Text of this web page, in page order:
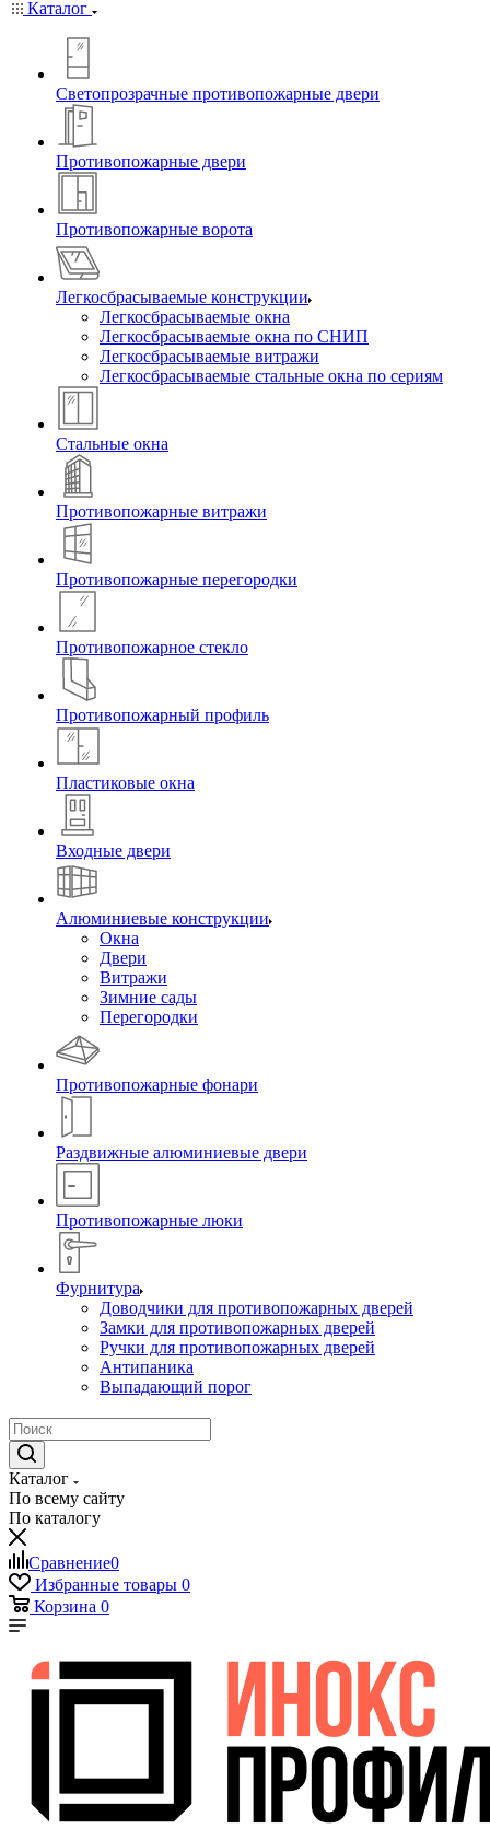
Каталог
Светопрозрачные противопожарные двери
Противопожарные двери
Противопожарные ворота
Легкосбрасываемые конструкции
Легкосбрасываемые окна
Легкосбрасываемые окна по СНИП
Легкосбрасываемые витражи
Легкосбрасываемые стальные окна по сериям
Стальные окна
Противопожарные витражи
Противопожарные перегородки
Противопожарное стекло
Противопожарный профиль
Пластиковые окна
Входные двери
Алюминиевые конструкции
Окна
Двери
Витражи
Зимние сады
Перегородки
Противопожарные фонари
Раздвижные алюминиевые двери
Противопожарные люки
Фурнитура
Доводчики для противопожарных дверей
Замки для противопожарных дверей
Ручки для противопожарных дверей
Антипаника
Выпадающий порог
Каталог
По всему сайту
По каталогу
Сравнение0
Избранные товары 0
Корзина 0